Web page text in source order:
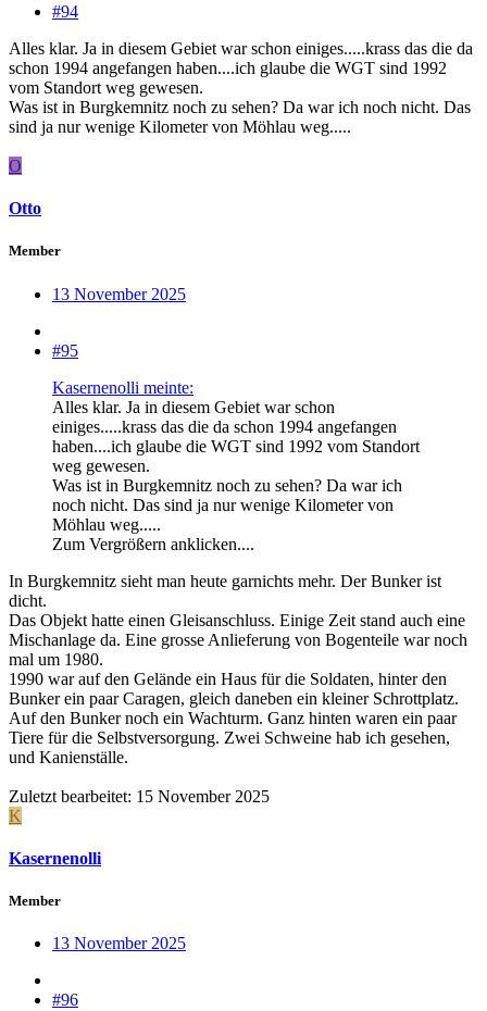
#94
Alles klar. Ja in diesem Gebiet war schon einiges.....krass das die da
schon 1994 angefangen haben....ich glaube die WGT sind 1992
vom Standort weg gewesen.
Was ist in Burgkemnitz noch zu sehen? Da war ich noch nicht. Das
sind ja nur wenige Kilometer von Möhlau weg.....
O
Otto
Member
13 November 2025
#95
Kasernenolli meinte:
Alles klar. Ja in diesem Gebiet war schon
einiges.....krass das die da schon 1994 angefangen
haben....ich glaube die WGT sind 1992 vom Standort
weg gewesen.
Was ist in Burgkemnitz noch zu sehen? Da war ich
noch nicht. Das sind ja nur wenige Kilometer von
Möhlau weg.....
Zum Vergrößern anklicken....
In Burgkemnitz sieht man heute garnichts mehr. Der Bunker ist
dicht.
Das Objekt hatte einen Gleisanschluss. Einige Zeit stand auch eine
Mischanlage da. Eine grosse Anlieferung von Bogenteile war noch
mal um 1980.
1990 war auf den Gelände ein Haus für die Soldaten, hinter den
Bunker ein paar Caragen, gleich daneben ein kleiner Schrottplatz.
Auf den Bunker noch ein Wachturm. Ganz hinten waren ein paar
Tiere für die Selbstversorgung. Zwei Schweine hab ich gesehen,
und Kanienställe.
Zuletzt bearbeitet: 15 November 2025
K
Kasernenolli
Member
13 November 2025
#96